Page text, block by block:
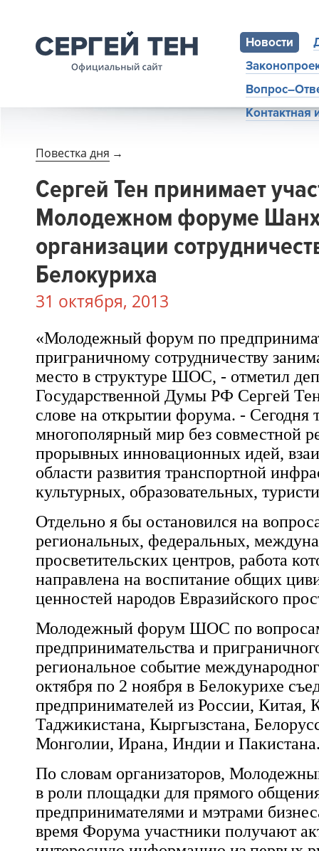
Новости
Повестка дня →
Сергей Тен принимает
Молодежном форуме
организации
Белокуриха
31 октября, 2013
«Молодежный форум по
приграничному сотрудничеству
место в структуре ШОС, - отметил
Государственной Думы РФ Сергей
слове на открытии форума. - Сегодня
многополярный мир без совместной
прорывных инновационных идей,
области развития транспортной
культурных, образовательных,
Отдельно я бы остановился на
региональных, федеральных,
просветительских центров, работа
направлена на воспитание общих
ценностей народов Евразийского
Молодежный форум ШОС по
предпринимательства и
региональное событие
октября по 2 ноября в Белокурихе
предпринимателей из России, Китая,
Таджикистана, Кыргызстана,
Монголии, Ирана, Индии и
По словам организаторов,
в роли площадки для прямого
предпринимателями и мэтрами
время Форума участники получают